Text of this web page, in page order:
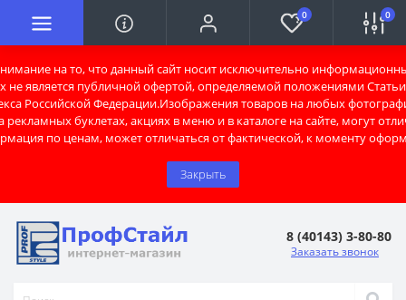
на то, что данный сайт носит исключительно
не является публичной офертой, определяемой положениями Статьи
Российской Федерации.Изображения товаров на любых
рекламных буклетах, акциях в меню и в каталоге на сайте, могут
по ценам, может отличаться от фактической, к моменту
Закрыть
0 0
8 (40143) 3-80-80
Заказать звонок